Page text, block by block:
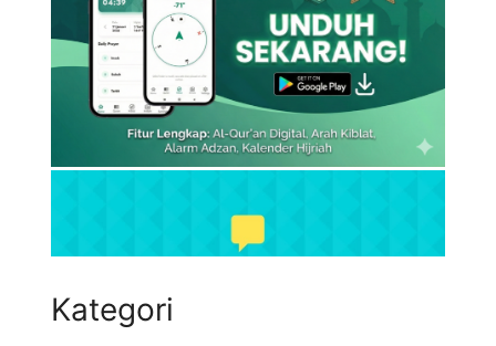
Kategori